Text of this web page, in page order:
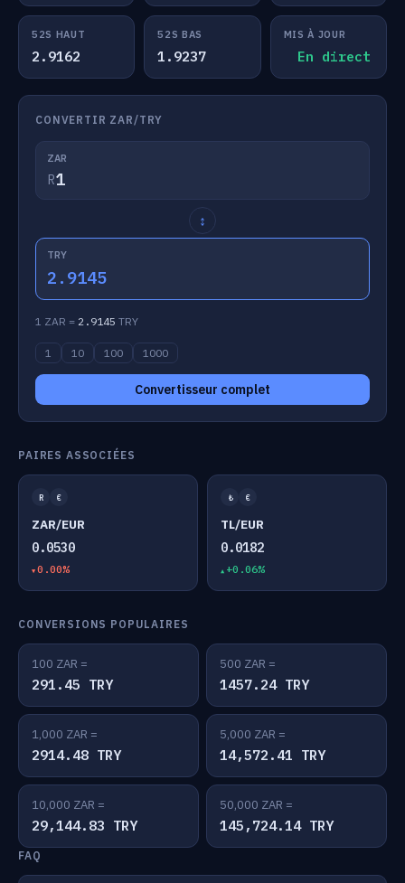
52S HAUT
2.9162
52S BAS
1.9237
MIS À JOUR
En direct
CONVERTIR ZAR/TRY
ZAR
R
↕
TRY
2.9145
1 ZAR = 2.9145 TRY
1 10 100 1000
Convertisseur complet
PAIRES ASSOCIÉES
R €
ZAR/EUR
0.0530
0.00%
₺ €
TL/EUR
0.0182
+0.06%
CONVERSIONS POPULAIRES
100 ZAR =
291.45 TRY
500 ZAR =
1457.24 TRY
1,000 ZAR =
2914.48 TRY
5,000 ZAR =
14,572.41 TRY
10,000 ZAR =
29,144.83 TRY
50,000 ZAR =
145,724.14 TRY
FAQ